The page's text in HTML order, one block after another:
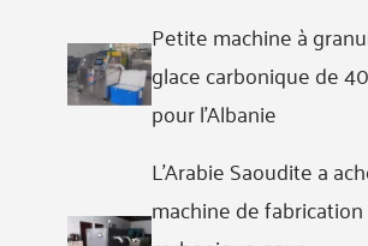
Petite machine à
glace carbonique de
pour l'Albanie
L'Arabie Saoudite a
machine de